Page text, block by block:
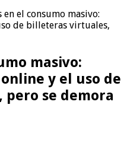
en el consumo masivo:
de billeteras virtuales,
masivo:
y el uso de
se demora